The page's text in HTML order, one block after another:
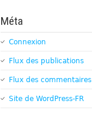
Méta
Connexion
Flux des publications
Flux des commentaires
Site de WordPress-FR